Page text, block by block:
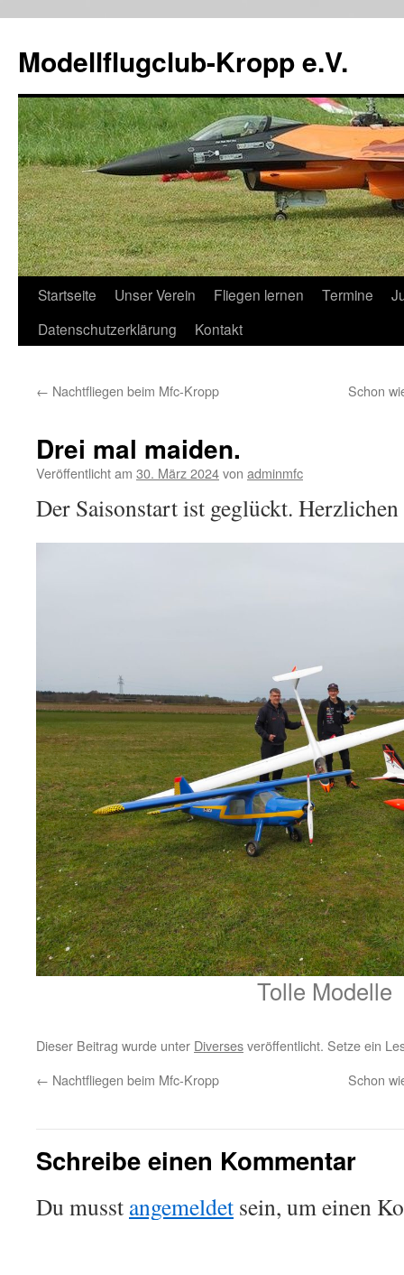
springen
Modellflugclub-Kropp e.V.
Startseite Unser Verein Fliegen lernen Termine
Datenschutzerklärung
Kontakt
← Nachtfliegen beim Mfc-Kropp Schon
Drei mal maiden.
Veröffentlicht am 30. März 2024von adminmfc
Der Saisonstart ist geglückt.
Tolle Modelle
Dieser Beitrag wurde unter Diversesveröffentlicht. Setze ein
← Nachtfliegen beim Mfc-Kropp Schon
Schreibe einen Kommentar
Du musst angemeldet sein, um einen